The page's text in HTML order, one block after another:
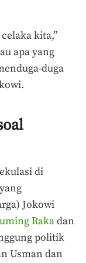
kita,”
apa yang
duga
di
Jokowi
Rakadan
politik
Usman dan